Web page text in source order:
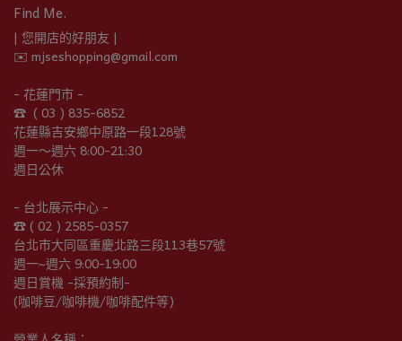
Find Me.
| 您開店的好朋友 |
✉️ mjseshopping@gmail.com
- 花蓮門市 -
☎︎  ( 03 ) 835-6852
花蓮縣吉安鄉中原路一段128號
週一～週六 8:00-21:30
週日公休
- 台北展示中心 -
☎︎ ( 02 ) 2585-0357
台北市大同區重慶北路三段113巷57號
週一~週六 9:00-19:00
週日賞機 -採預約制-
(咖啡豆/咖啡機/咖啡配件等)